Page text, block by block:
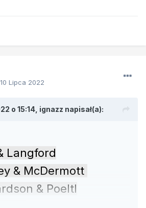
10 Lipca 2022
o 15:14, ignazz napisał(a):
Langford
& McDermott
& Poeltl